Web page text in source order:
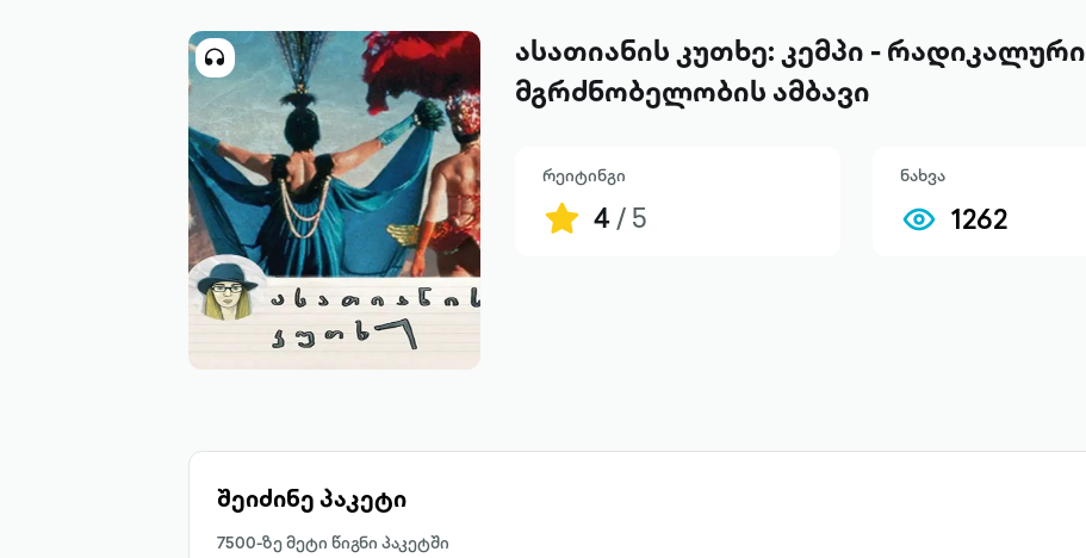
წესდება
საკონკურსო განაცხადი
ჩვენ შესახებ
პაკეტები
ასათიანის კუთხე: კემპი - რადიკალური
მგრძნობელობის ამბავი
რეიტინგი
4/ 5
ნახვა
1262
შეიძინე პაკეტი
7500-ზე მეტი წიგნი პაკეტში